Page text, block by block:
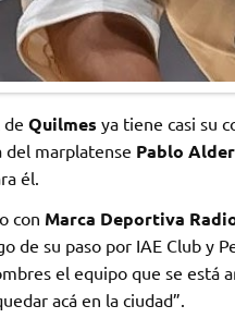
de Quilmes ya tiene casi su
del marplatense Pablo
él.
con Marca Deportiva
de su paso por IAE Club y
el equipo que se está
acá en la ciudad”.